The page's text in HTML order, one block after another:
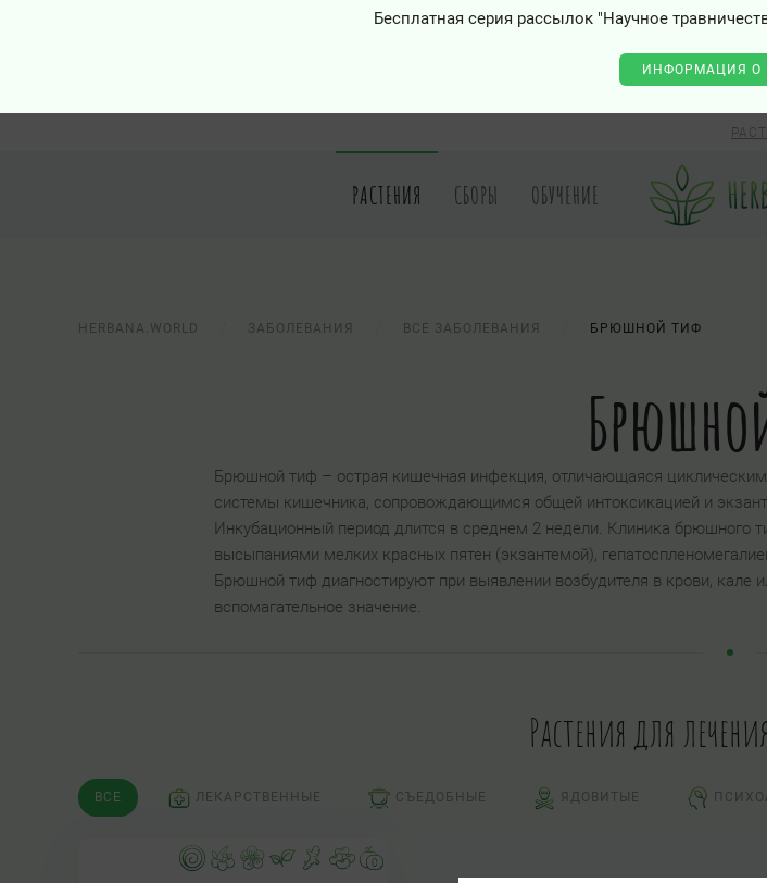
Бесплатная серия рассылок "Научное
ИНФОРМАЦИЯ О
РАСТЕНИЯ СБОРЫ ОБУЧЕНИЕ
HERBANA.WORLD ЗАБОЛЕВАНИЯ ВСЕ ЗАБОЛЕВАНИЯ БРЮШНОЙ ТИФ
Брюшной тиф – острая кишечная инфекция, отличающаяся
системы кишечника, сопровождающимся общей интоксикацией и
Инкубационный период длится в среднем 2 недели. Клиника брюшного
высыпаниями мелких красных пятен (экзантемой),
Брюшной тиф диагностируют при выявлении возбудителя в крови,
вспомагательное значение.
Растения для
ВСЕ ЛЕКАРСТВЕННЫЕ СЪЕДОБНЫЕ ЯДОВИТЫЕ